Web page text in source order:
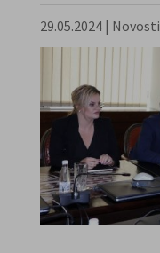
29.05.2024| Novosti